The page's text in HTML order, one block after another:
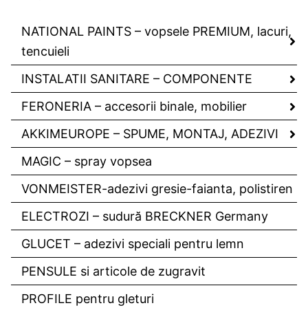
NATIONAL PAINTS – vopsele PREMIUM, lacuri,
tencuieli
INSTALATII SANITARE – COMPONENTE
FERONERIA – accesorii binale, mobilier
AKKIMEUROPE – SPUME, MONTAJ, ADEZIVI
MAGIC – spray vopsea
VONMEISTER-adezivi gresie-faianta, polistiren
ELECTROZI – sudură BRECKNER Germany
GLUCET – adezivi speciali pentru lemn
PENSULE si articole de zugravit
PROFILE pentru gleturi